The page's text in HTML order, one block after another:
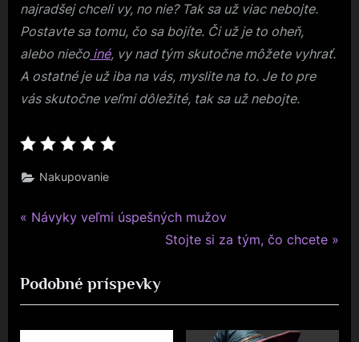
najradšej chceli vy, no nie? Tak sa už viac nebojte.
Postavte sa tomu, čo sa bojíte. Či už je to oheň,
alebo niečo iné, vy nad tým skutočne môžete vyhrať.
A ostatné je už iba na vás, myslite na to. Je to pre
vás skutočne veľmi dôležité, tak sa už nebojte.
Nakupovanie
Navigace
příspěvek
P
v
i
o
Návyky veľmi úspešných mužov
N
t
P
Stojte si za tým, čo chcete
Podobné príspevky